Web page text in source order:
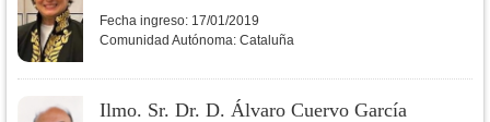
Fecha ingreso: 17/01/2019
Comunidad Autónoma: Cataluña
Ilmo. Sr. Dr. D. Álvaro Cuervo García